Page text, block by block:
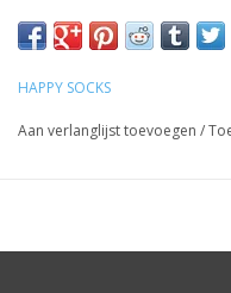
HAPPY SOCKS
Aan verlanglijst toevoegen /